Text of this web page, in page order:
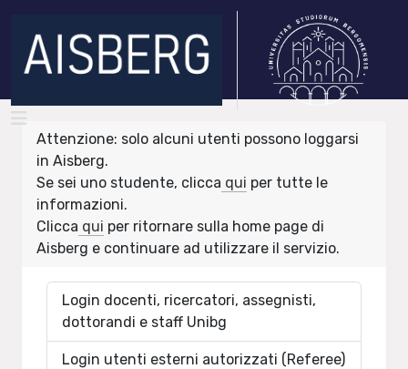
Attenzione: solo alcuni utenti possono loggarsi
in Aisberg.
Se sei uno studente, clicca qui per tutte le
informazioni.
Clicca qui per ritornare sulla home page di
Aisberg e continuare ad utilizzare il servizio.
Login docenti, ricercatori, assegnisti,
dottorandi e staff Unibg
Login utenti esterni autorizzati (Referee)